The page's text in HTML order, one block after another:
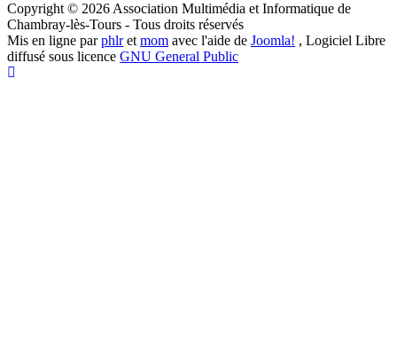
Copyright © 2026 Association Multimédia et Informatique de
Chambray-lès-Tours - Tous droits réservés
Mis en ligne parphlret mom avec l'aide de Joomla! , Logiciel Libre
diffusé sous licence GNU General Public